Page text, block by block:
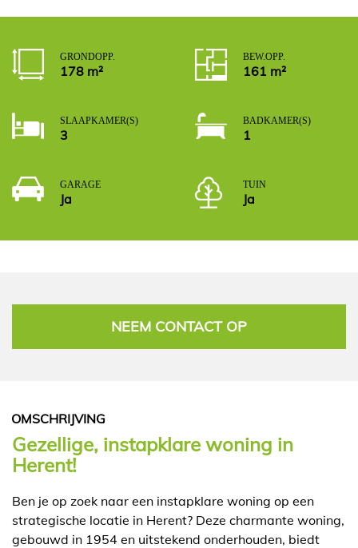
GROND OPP.
178 m²
BEW. OPP.
161 m²
SLAAPKAMER(S)
3
BADKAMER(S)
1
GARAGE
Ja
TUIN
Ja
NEEM CONTACT OP
OMSCHRIJVING
Gezellige, instapklare woning in
Herent!
Ben je op zoek naar een instapklare woning op een
strategische locatie in Herent? Deze charmante woning,
gebouwd in 1954 en uitstekend onderhouden, biedt